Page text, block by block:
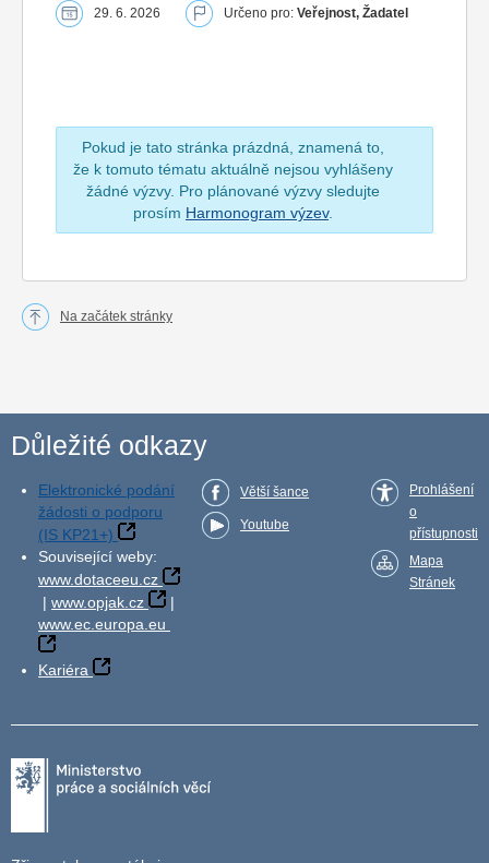
29. 6. 2026 Určeno pro: Veřejnost, Žadatel
Pokud je tato stránka prázdná, znamená to,
že k tomuto tématu aktuálně nejsou vyhlášeny
žádné výzvy. Pro plánované výzvy sledujte
prosím Harmonogram výzev.
Na začátek stránky
Důležité odkazy
Elektronické podání
žádosti o podporu
(IS KP21+)
Související weby:
www.dotaceeu.cz
| www.opjak.cz
|
www.ec.europa.eu
Kariéra
Větší šance
Youtube
Prohlášení
o
přístupnosti
Mapa
Stránek